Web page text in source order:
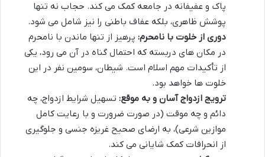
پاک و عفیفانه در جامعه کمک می کند. حجاب نه تنها
پوشش ظاهری، بلکه عفاف باطنی را نیز شامل می شود.
دوری از خلوت با نامحرم: پرهیز از تنها ماندن با نامحرم
در مکان های دربسته که احتمال گناه در آن می رود، یکی
از تأکیدات مهم اسلام است. شیطان، سومین نفر در این
خلوت ها خواهد بود.
ترویج ازدواج آسان و به موقع: تسهیل شرایط ازدواج، چه
دائم و چه موقت (در صورت ضرورت و با رعایت کامل
موازین شرعی)، به ارضای صحیح غریزه جنسی و جلوگیری
از انحرافات کمک شایانی می کند.